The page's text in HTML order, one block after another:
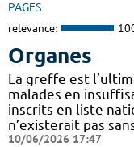
PAGES
relevance:
Organes
La greffe est
malades en
inscrits en liste
n’existerait pas
10/06/2026 17:47